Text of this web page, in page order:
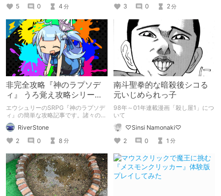
5
0 4 分
3
0 2分
非完全攻略『神のラプソデ
ィ』 うろ覚え攻略シリーズ
001
エウシュリーのSRPG『神のラプソデ
ィ』の簡単な攻略記事です。諸々の注
意や攻略内容は最初の前置きに書いて
います。RiverStone
2
0 8 分
南斗聖拳的な暗殺後シコる
元いじめられっ子
98年～01年連載漫画「殺し屋1」につ
いて
♡Sinsi Namonaki♡
2
0 1 分